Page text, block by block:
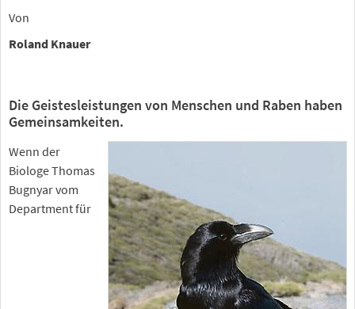
Von
Roland Knauer
Die Geistesleistungen von Menschen und Raben haben
Gemeinsamkeiten.
Wenn der
Biologe Thomas
Bugnyar vom
Department für